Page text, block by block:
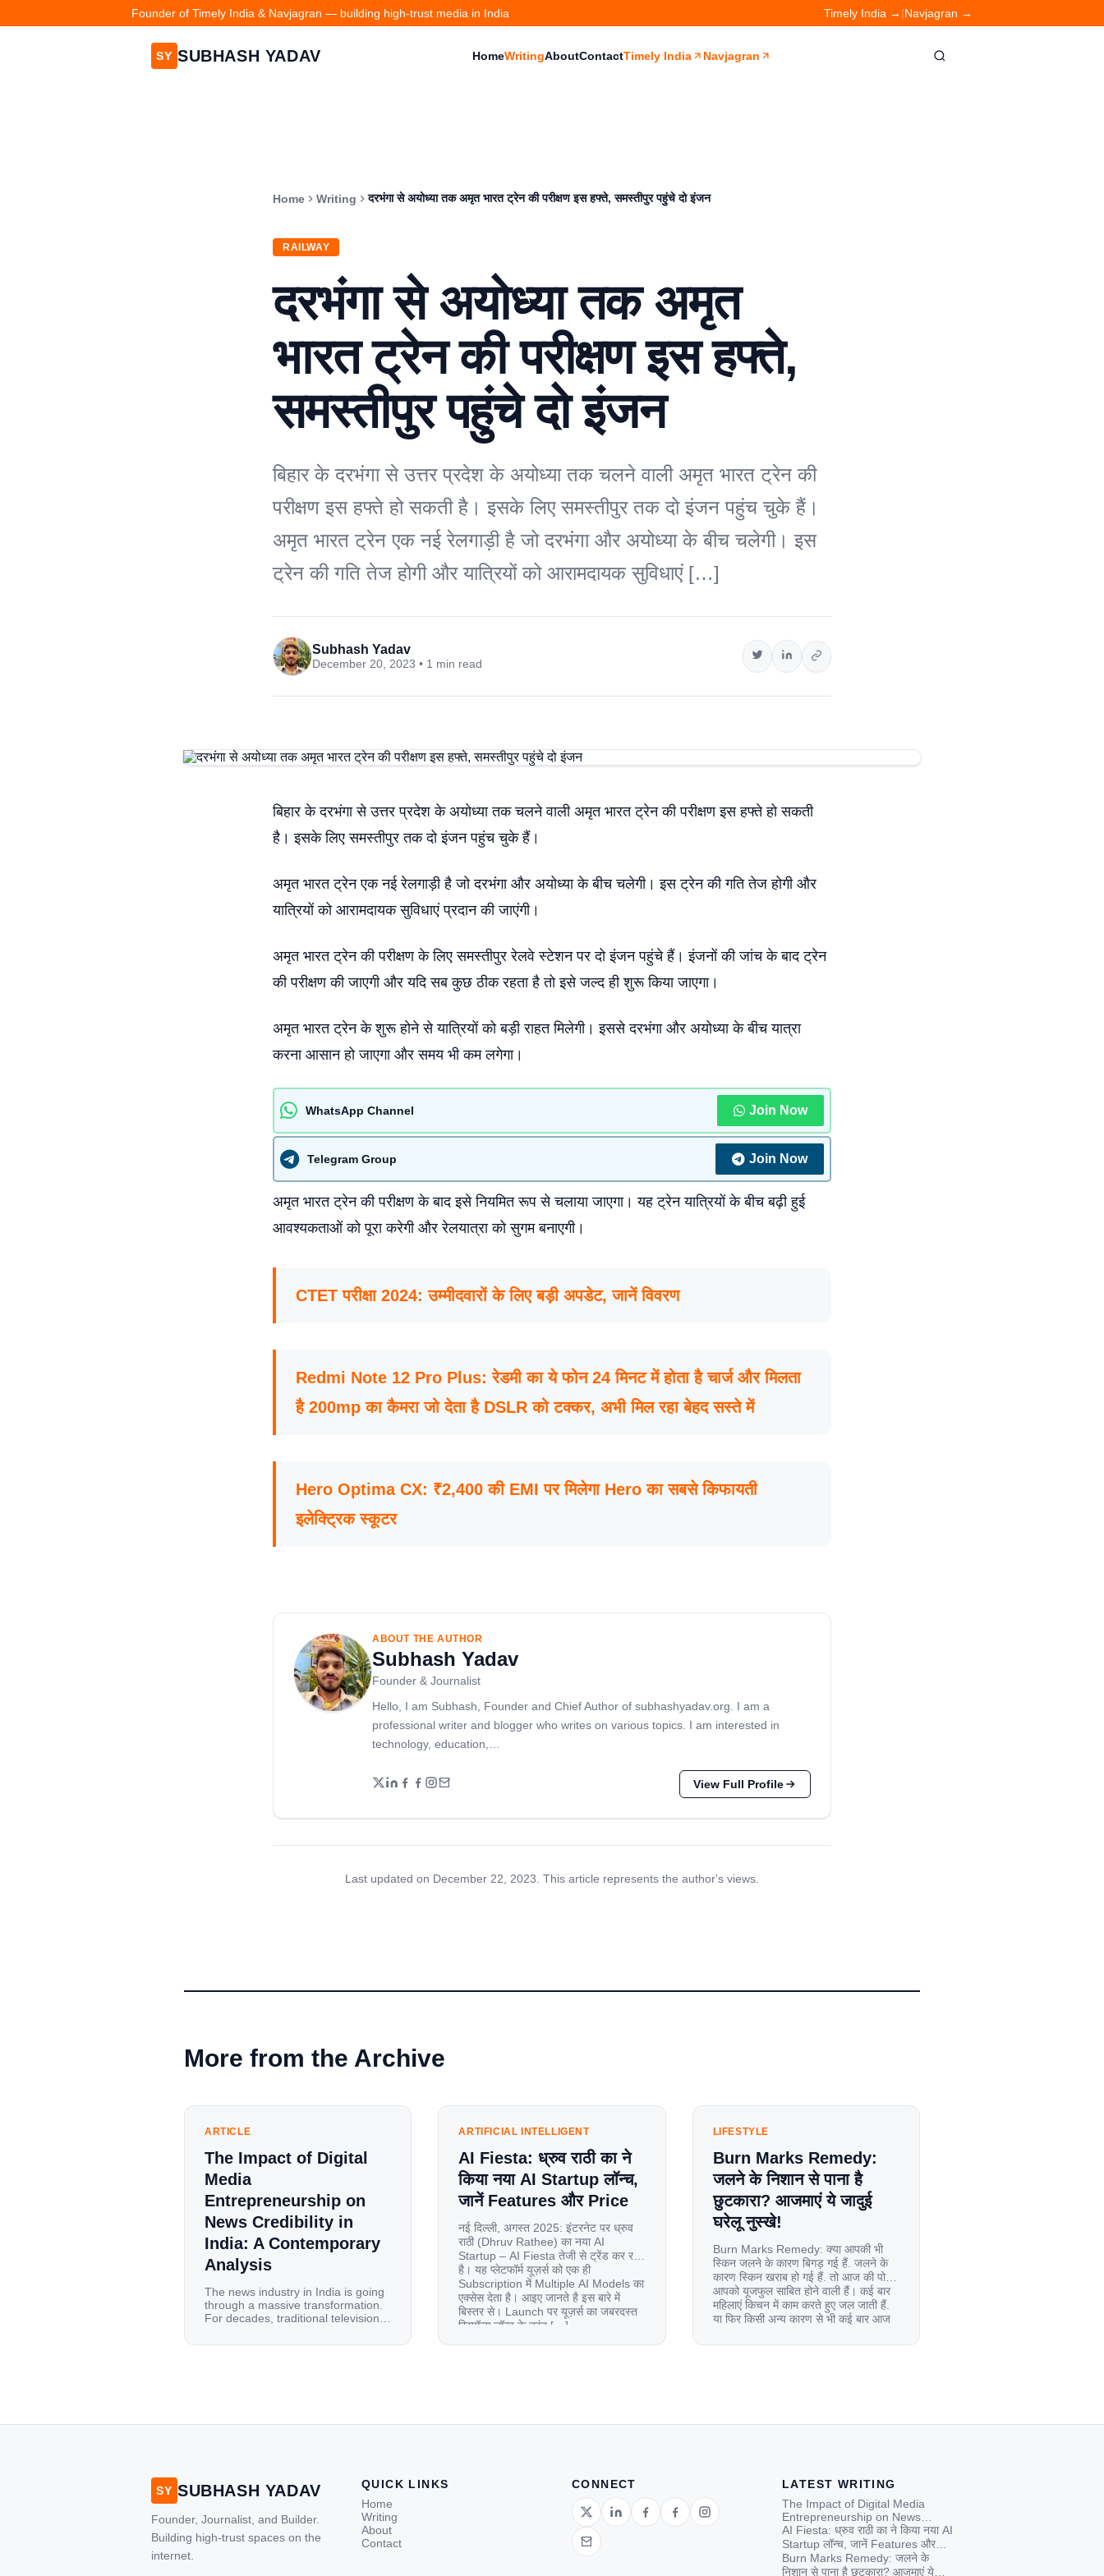
Founder of Timely India & Navjagran — building high-trust media in India Timely India → |Navjagran →
SY SUBHASH YADAV HomeWritingAboutContactTimely India Navjagran
Home Writing दरभंगा से अयोध्या तक अमृत भारत ट्रेन की परीक्षण इस हफ्ते, समस्तीपुर पहुंचे दो इंजन
RAILWAY
दरभंगा से अयोध्या तक अमृत
भारत ट्रेन की परीक्षण इस हफ्ते,
समस्तीपुर पहुंचे दो इंजन
बिहार के दरभंगा से उत्तर प्रदेश के अयोध्या तक चलने वाली अमृत भारत ट्रेन की
परीक्षण इस हफ्ते हो सकती है। इसके लिए समस्तीपुर तक दो इंजन पहुंच चुके हैं।
अमृत भारत ट्रेन एक नई रेलगाड़ी है जो दरभंगा और अयोध्या के बीच चलेगी। इस
ट्रेन की गति तेज होगी और यात्रियों को आरामदायक सुविधाएं […]
Subhash Yadav
December 20, 2023 • 1 min read
बिहार के दरभंगा से उत्तर प्रदेश के अयोध्या तक चलने वाली अमृत भारत ट्रेन की परीक्षण इस हफ्ते हो सकती
है। इसके लिए समस्तीपुर तक दो इंजन पहुंच चुके हैं।
अमृत भारत ट्रेन एक नई रेलगाड़ी है जो दरभंगा और अयोध्या के बीच चलेगी। इस ट्रेन की गति तेज होगी और
यात्रियों को आरामदायक सुविधाएं प्रदान की जाएंगी।
अमृत भारत ट्रेन की परीक्षण के लिए समस्तीपुर रेलवे स्टेशन पर दो इंजन पहुंचे हैं। इंजनों की जांच के बाद ट्रेन
की परीक्षण की जाएगी और यदि सब कुछ ठीक रहता है तो इसे जल्द ही शुरू किया जाएगा।
अमृत भारत ट्रेन के शुरू होने से यात्रियों को बड़ी राहत मिलेगी। इससे दरभंगा और अयोध्या के बीच यात्रा
करना आसान हो जाएगा और समय भी कम लगेगा।
WhatsApp Channel Join Now
Telegram Group Join Now
अमृत भारत ट्रेन की परीक्षण के बाद इसे नियमित रूप से चलाया जाएगा। यह ट्रेन यात्रियों के बीच बढ़ी हुई
आवश्यकताओं को पूरा करेगी और रेलयात्रा को सुगम बनाएगी।
CTET परीक्षा 2024: उम्मीदवारों के लिए बड़ी अपडेट, जानें विवरण
Redmi Note 12 Pro Plus: रेडमी का ये फोन 24 मिनट में होता है चार्ज और मिलता
है 200mp का कैमरा जो देता है DSLR को टक्कर, अभी मिल रहा बेहद सस्ते में
Hero Optima CX: ₹2,400 की EMI पर मिलेगा Hero का सबसे किफायती
इलेक्ट्रिक स्कूटर
ABOUT THE AUTHOR
Subhash Yadav
Founder & Journalist
Hello, I am Subhash, Founder and Chief Author of subhashyadav.org. I am a
professional writer and blogger who writes on various topics. I am interested in
technology, education,…
View Full Profile
Last updated on December 22, 2023. This article represents the author's views.
More from the Archive
ARTICLE
The Impact of Digital
Media
Entrepreneurship on
News Credibility in
India: A Contemporary
Analysis
The news industry in India is going
through a massive transformation.
For decades, traditional television
were the main sources of
India has become a mobile-first
ARTIFICIAL INTELLIGENT
AI Fiesta: ध्रुव राठी का ने
किया नया AI Startup लॉन्च,
जानें Features और Price
नई दिल्ली, अगस्त 2025: इंटरनेट पर ध्रुव
राठी (Dhruv Rathee) का नया AI
Startup – AI Fiesta तेजी से ट्रेंड कर रहा
है। यह प्लेटफॉर्म यूज़र्स को एक ही
Subscription में Multiple AI Models का
एक्सेस देता है। आइए जानते है इस बारे में
बिस्तर से। Launch पर यूज़र्स का जबरदस्त
रिस्पॉन्स लॉन्च के तुरंत […]
LIFESTYLE
Burn Marks Remedy:
जलने के निशान से पाना है
छुटकारा? आजमाएं ये जादुई
घरेलू नुस्खे!
Burn Marks Remedy: क्या आपकी भी
स्किन जलने के कारण बिगड़ गई हैं. जलने के
कारण स्किन खराब हो गई हैं. तो आज की पोस्ट
आपको यूजफुल साबित होने वाली हैं। कई बार
महिलाएं किचन में काम करते हुए जल जाती हैं.
या फिर किसी अन्य कारण से भी कई बार आज
SY SUBHASH YADAV
Founder, Journalist, and Builder.
Building high-trust spaces on the
internet.
QUICK LINKS
Home
Writing
About
Contact
CONNECT
LATEST WRITING
The Impact of Digital Media
Entrepreneurship on News
Credibility in India: A
Contemporary Analysis
AI Fiesta: ध्रुव राठी का ने किया नया AI
Startup लॉन्च, जानें Features और
Price
Burn Marks Remedy: जलने के
निशान से पाना है छुटकारा? आजमाएं ये